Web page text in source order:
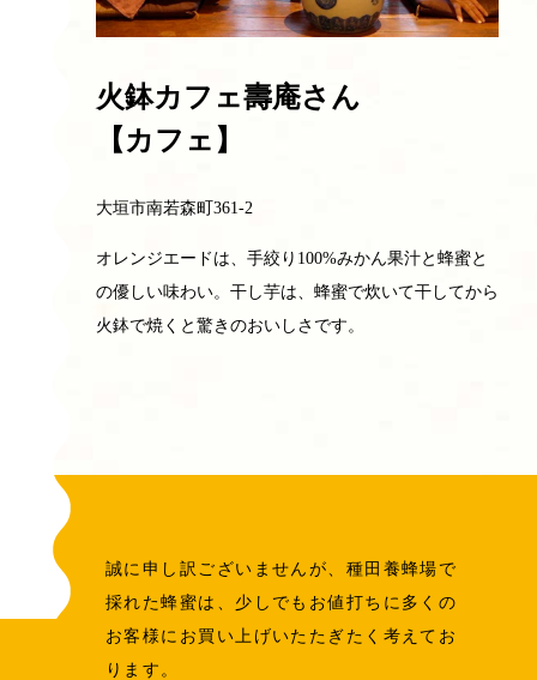
火鉢カフェ壽庵さん
【カフェ】
大垣市南若森町361-2
オレンジエードは、手絞り100%みかん果汁と蜂蜜と
の優しい味わい。干し芋は、蜂蜜で炊いて干してから
火鉢で焼くと驚きのおいしさです。
誠に申し訳ございませんが、種田養蜂場で
採れた蜂蜜は、少しでもお値打ちに多くの
お客様にお買い上げいたたぎたく考えてお
ります。